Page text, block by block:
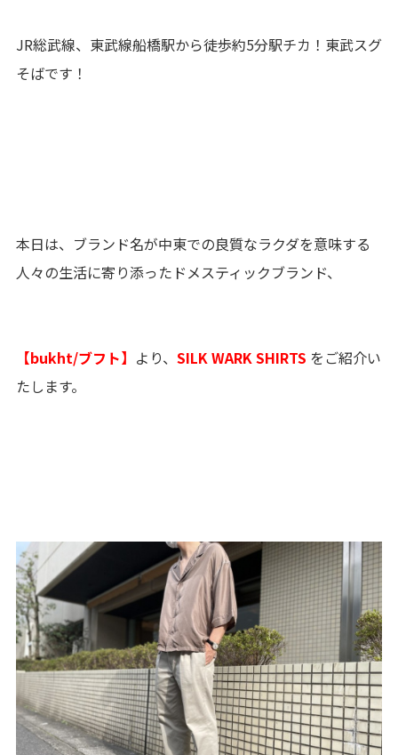
JR総武線、東武線船橋駅から徒歩約5分駅チカ！東武スグ
そばです！
本日は、ブランド名が中東での良質なラクダを意味する
人々の生活に寄り添ったドメスティックブランド、
【bukht/ブフト】 より、 SILK WARK SHIRTS を ご紹介い
たします。